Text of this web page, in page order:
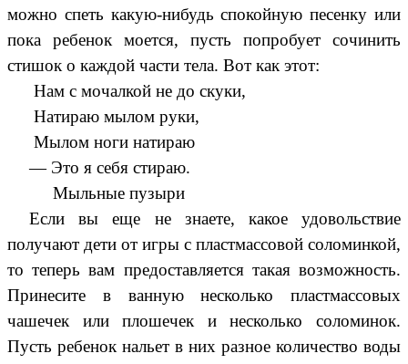
можно спеть какую-нибудь спокойную песенку или
пока ребенок моется, пусть попробует сочинить
стишок о каждой части тела. Вот как этот:
Нам с мочалкой не до скуки,
Натираю мылом руки,
Мылом ноги натираю
— Это я себя стираю.
Мыльные пузыри
Если вы еще не знаете, какое удовольствие
получают дети от игры с пластмассовой соломинкой,
то теперь вам предоставляется такая возможность.
Принесите в ванную несколько пластмассовых
чашечек или плошечек и несколько соломинок.
Пусть ребенок нальет в них разное количество воды